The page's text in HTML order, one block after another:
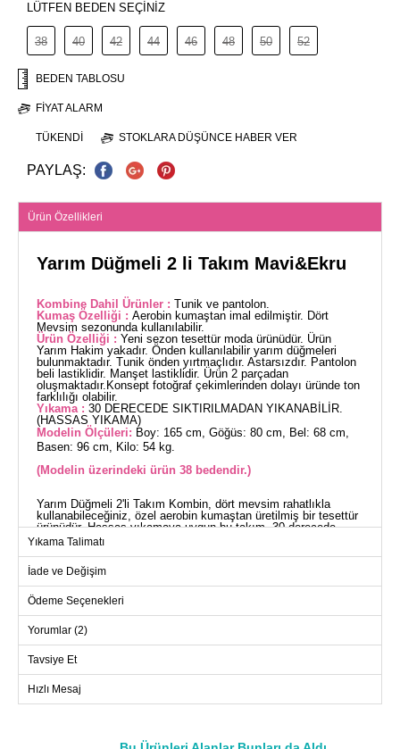
LÜTFEN BEDEN SEÇİNİZ
38 40 42 44 46 48 50 52
BEDEN TABLOSU
FIYAT ALARM
TÜKENDI STOKLARA DÜŞÜNCE HABER VER
PAYLAŞ:
Ürün Özellikleri
Yarım Düğmeli 2 li Takım Mavi&Ekru
Kombine Dahil Ürünler : Tunik ve pantolon.
Kumaş Özelliği : Aerobin kumaştan imal edilmiştir. Dört
Mevsim sezonunda kullanılabilir.
Ürün Özelliği : Yeni sezon tesettür moda ürünüdür. Ürün
Yarım Hakim yakadır. Önden kullanılabilir yarım düğmeleri
bulunmaktadır. Tunik önden yırtmaçlıdır. Astarsızdır. Pantolon
beli lastiklidir. Manşet lastiklidir. Ürün 2 parçadan
oluşmaktadır.Konsept fotoğraf çekimlerinden dolayı üründe ton
farklılığı olabilir.
Yıkama : 30 DERECEDE SIKTIRILMADAN YIKANABİLİR.
(HASSAS YIKAMA)
Modelin Ölçüleri: Boy: 165 cm, Göğüs: 80 cm, Bel: 68 cm,
Basen: 96 cm, Kilo: 54 kg.
(Modelin üzerindeki ürün 38 bedendir.)
Yarım Düğmeli 2'li Takım Kombin, dört mevsim rahatlıkla
kullanabileceğiniz, özel aerobin kumaştan üretilmiş bir tesettür
ürünüdür. Hassas yıkamaya uygun bu takım, 30 derecede
yıkanabilir. Yarım hakim yakası ve önden kullanılabilir
lastiklidir ve hem tunik hem de pantolon manşetleri lastiklidir.
Stil sahibi ve rahat bir görünüm için tasarlanmış bu ikili takım,
gardırobunuzun vazgeçilmezi olacak.
Beden
Göğüs
Boy
Yıkama Talimatı
İade ve Değişim
Ödeme Seçenekleri
Yorumlar (2)
Tavsiye Et
Hızlı Mesaj